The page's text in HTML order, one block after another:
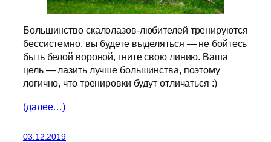
Большинство скалолазов-любителей тренируются
бессистемно, вы будете выделяться — не бойтесь
быть белой вороной, гните свою линию. Ваша
цель — лазить лучше большинства, поэтому
логично, что тренировки будут отличаться :)
(далее…)
03.12.2019